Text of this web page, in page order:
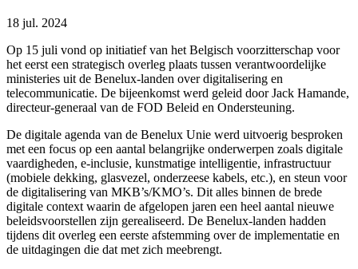
18 jul. 2024
Op 15 juli vond op initiatief van het Belgisch voorzitterschap voor
het eerst een strategisch overleg plaats tussen verantwoordelijke
ministeries uit de Benelux-landen over digitalisering en
telecommunicatie. De bijeenkomst werd geleid door Jack Hamande,
directeur-generaal van de FOD Beleid en Ondersteuning.
De digitale agenda van de Benelux Unie werd uitvoerig besproken
met een focus op een aantal belangrijke onderwerpen zoals digitale
vaardigheden, e-inclusie, kunstmatige intelligentie, infrastructuur
(mobiele dekking, glasvezel, onderzeese kabels, etc.), en steun voor
de digitalisering van MKB’s/KMO’s. Dit alles binnen de brede
digitale context waarin de afgelopen jaren een heel aantal nieuwe
beleidsvoorstellen zijn gerealiseerd. De Benelux-landen hadden
tijdens dit overleg een eerste afstemming over de implementatie en
de uitdagingen die dat met zich meebrengt.